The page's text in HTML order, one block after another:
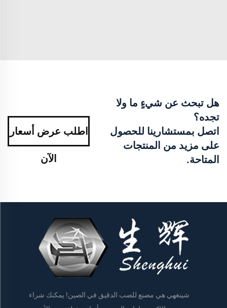
هل تبحث عن شيءٍ ما ولا
تجده؟
اتصل بمستشارينا للحصول
على مزيد من المنتجات
المتاحة.
اطلب عرض أسعار
الآن
شينغهي هي مصنع للصب الدقيق في الصين! يمكنك شراء